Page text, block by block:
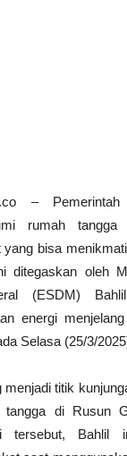
–
rumah tangga
bisa
ditegaskan oleh
(ESDM)
energi
Selasa (25/3/
titik
di Rusun
tersebut, Bahlil